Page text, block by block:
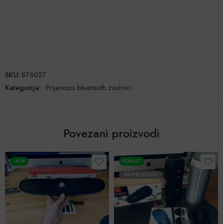
SKU:876057
Kategorija:: Prijenosni bluetooth zvučnici
Povezani proizvodi
-47%
POPUST
RASPRODANO